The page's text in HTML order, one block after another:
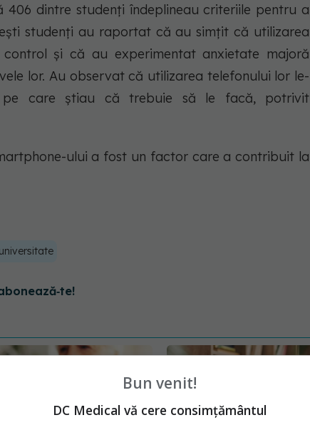
dintre studenți îndeplineau criteriile pentru a
studenți au raportat că au simțit că utilizarea
și că au experimentat anxietate majoră
lor. Au observat că utilizarea telefonului lor le-
care știau că trebuie să le facă, potrivit
ului a fost un factor care a contribuit la
universitate
Bun venit!
DC Medical vă cere consimțământul